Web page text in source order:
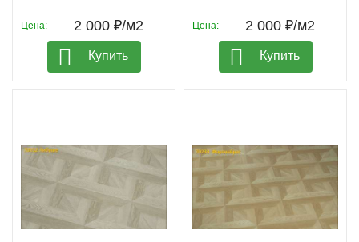
Цена: 2 000 ₽/м2
Купить
Цена: 2 000 ₽/м2
Купить